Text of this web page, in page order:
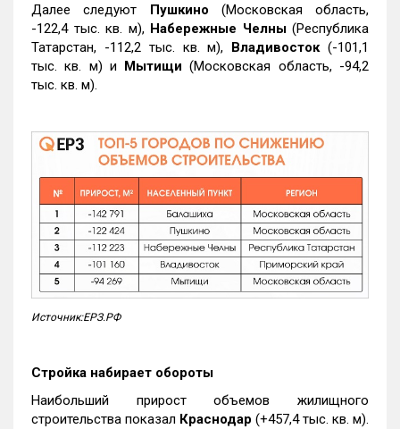
Далее следуют Пушкино (Московская область,
-122,4 тыс. кв. м), Набережные Челны(Республика
Татарстан, -112,2 тыс. кв. м), Владивосток(-101,1
тыс. кв. м) и Мытищи (Московская область, -94,2
тыс. кв. м).
Источник:ЕРЗ.РФ
Стройка набирает обороты
Наибольший прирост объемов жилищного
строительства показал Краснодар (+457,4 тыс. кв. м).